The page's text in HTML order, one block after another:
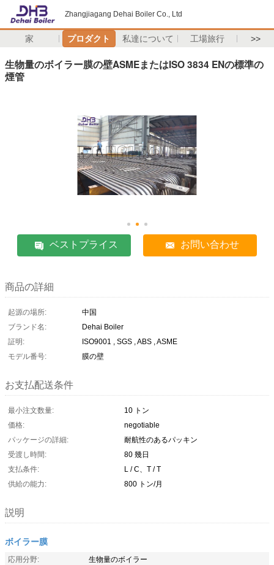
Zhangjiagang Dehai Boiler Co., Ltd
家 プロダクト 私達について 工場旅行 >>
生物量のボイラー膜の壁ASMEまたはISO 3834 ENの標準の
煙管
ベストプライス お問い合わせ
商品の詳細
起源の場所:
中国
ブランド名:
Dehai Boiler
証明:
ISO9001 , SGS , ABS , ASME
モデル番号:
膜の壁
お支払配送条件
最小注文数量:
10 トン
価格:
negotiable
パッケージの詳細:
耐航性のあるパッキン
受渡し時間:
80 幾日
支払条件:
L / C、T / T
供給の能力:
800 トン/月
説明
ボイラー膜
応用分野:
生物量のボイラー